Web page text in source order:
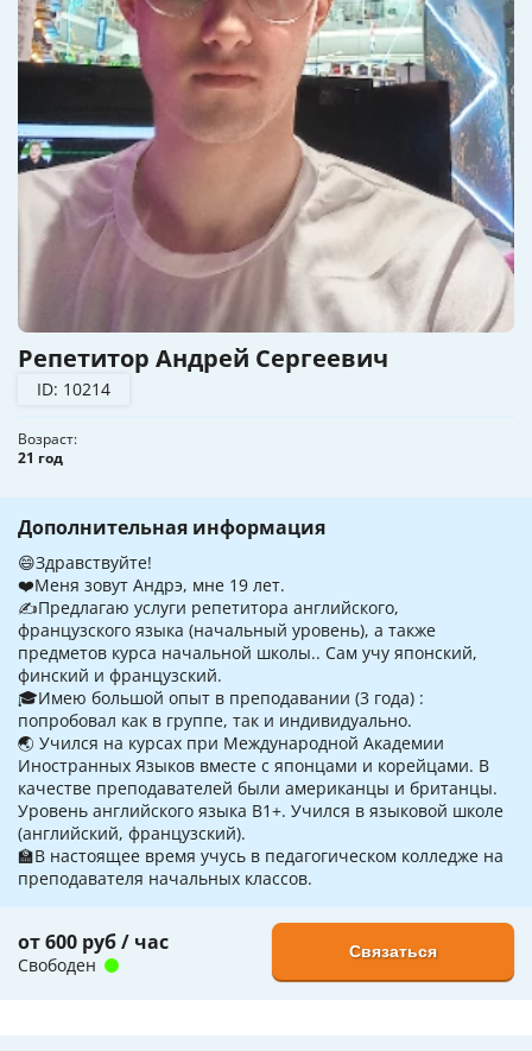
Репетитор Андрей Сергеевич
ID: 10214
Возраст
21 год
Дополнительная информация
😄Здравствуйте!
❤️Меня зовут Андрэ, мне 19 лет.
✍Предлагаю услуги репетитора английского,
французского языка (начальный уровень), а также
предметов курса начальной школы.. Сам учу японский,
финский и французский.
🎓Имею большой опыт в преподавании (3 года) :
попробовал как в группе, так и индивидуально.
🌏 Учился на курсах при Международной Академии
Иностранных Языков вместе с японцами и корейцами. В
качестве преподавателей были американцы и британцы.
Уровень английского языка B1+. Учился в языковой школе
(английский, французский).
🏫В настоящее время учусь в педагогическом колледже на
преподавателя начальных классов.
от 600 руб / час
Свободен
Связаться